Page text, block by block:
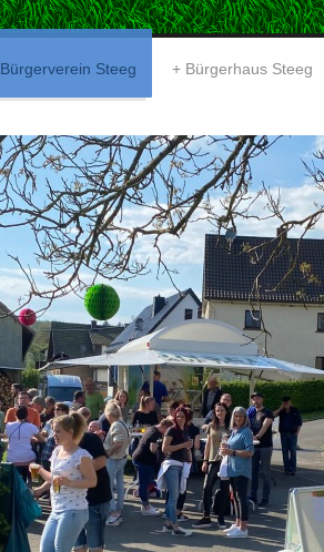
Bürgerverein Steeg Bürgerhaus Steeg